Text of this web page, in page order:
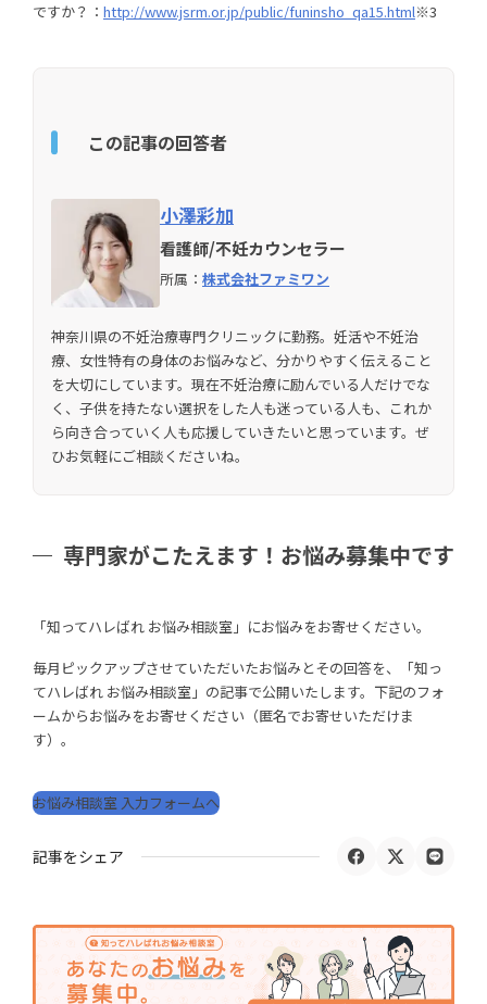
ですか？： http://www.jsrm.or.jp/public/funinsho_qa15.html※3
この記事の回答者
小澤彩加
看護師/不妊カウンセラー
所属： 株式会社ファミワン
神奈川県の不妊治療専門クリニックに勤務。妊活や不妊治
療、女性特有の身体のお悩みなど、分かりやすく伝えること
を大切にしています。現在不妊治療に励んでいる人だけでな
く、子供を持たない選択をした人も迷っている人も、これか
ら向き合っていく人も応援していきたいと思っています。ぜ
ひお気軽にご相談くださいね。
専門家がこたえます！お悩み募集中です
「知ってハレばれ お悩み相談室」にお悩みをお寄せください。
毎月ピックアップさせていただいたお悩みとその回答を、「知っ
てハレばれ お悩み相談室」の記事で公開いたします。下記のフォ
ームからお悩みをお寄せください（匿名でお寄せいただけま
す）。
お悩み相談室 入力フォームへ
記事をシェア